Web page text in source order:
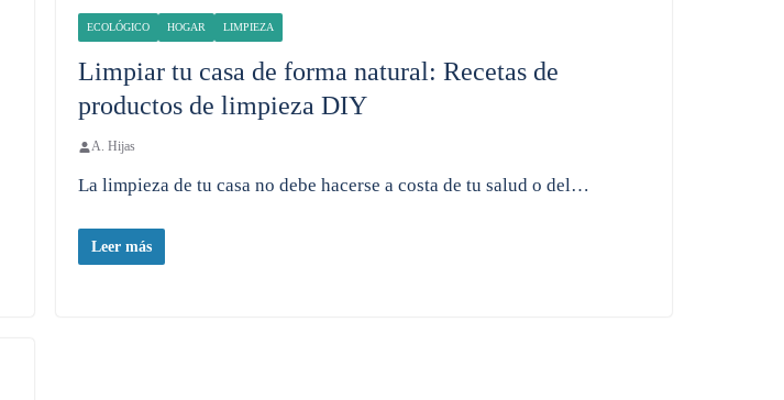
ECOLÓGICO HOGAR LIMPIEZA
Limpiar tu casa de forma natural: Recetas de
productos de limpieza DIY
A. Hijas
La limpieza de tu casa no debe hacerse a costa de tu salud o del…
Leer más